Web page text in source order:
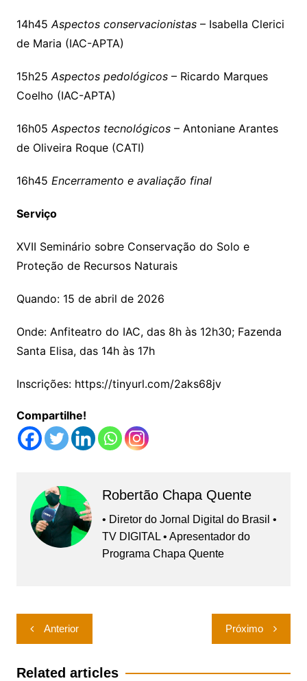
14h45Aspectos conservacionistas– Isabella Clerici
de Maria (IAC-APTA)
15h25Aspectos pedológicos– Ricardo Marques
Coelho (IAC-APTA)
16h05Aspectos tecnológicos– Antoniane Arantes
de Oliveira Roque (CATI)
16h45 Encerramento e avaliação final
Serviço
XVII Seminário sobre Conservação do Solo e
Proteção de Recursos Naturais
Quando: 15 de abril de 2026
Onde: Anfiteatro do IAC, das 8h às 12h30; Fazenda
Santa Elisa, das 14h às 17h
Inscrições: https://tinyurl.com/2aks68jv
Compartilhe!
Robertão Chapa Quente
• Diretor do Jornal Digital do Brasil •
TV DIGITAL • Apresentador do
Programa Chapa Quente
Navegação
de
Post
Anterior Próximo
Related articles